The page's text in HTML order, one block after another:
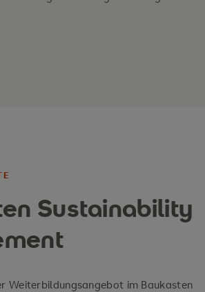
Sustainability
Weiterbildungsangebot im Baukasten